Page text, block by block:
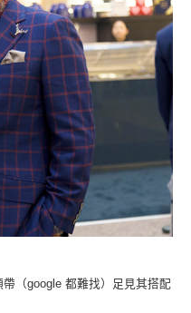
（google 都難找）足見其搭配